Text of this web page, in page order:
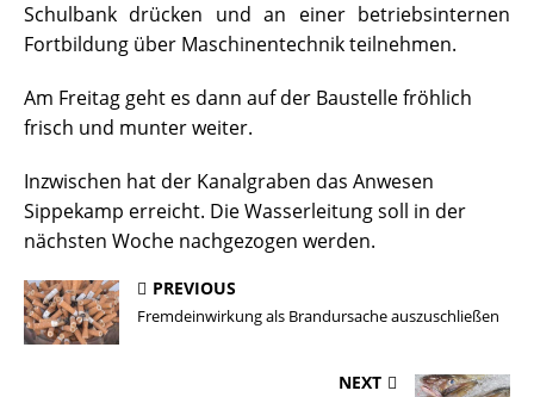
Schulbank drücken und an einer betriebsinternen
Fortbildung über Maschinentechnik teilnehmen.
Am Freitag geht es dann auf der Baustelle fröhlich
frisch und munter weiter.
Inzwischen hat der Kanalgraben das Anwesen
Sippekamp erreicht. Die Wasserleitung soll in der
nächsten Woche nachgezogen werden.
PREVIOUS
Fremdeinwirkung als Brandursache auszuschließen
NEXT